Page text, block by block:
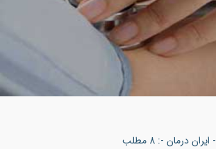
- ایران درمان -: 8 مطلب